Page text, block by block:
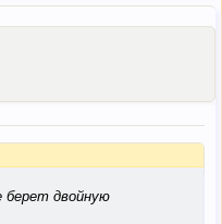
берет двойную